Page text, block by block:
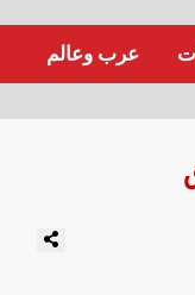
عرب وعالم